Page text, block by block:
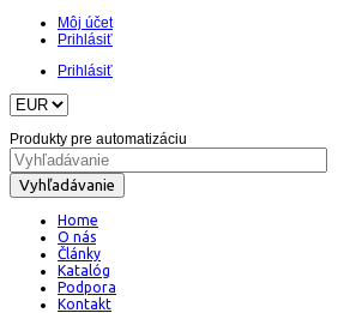
Môj účet
Prihlásiť
Prihlásiť
Produkty pre automatizáciu
Vyhľadávanie
Home
O nás
Články
Katalóg
Podpora
Kontakt